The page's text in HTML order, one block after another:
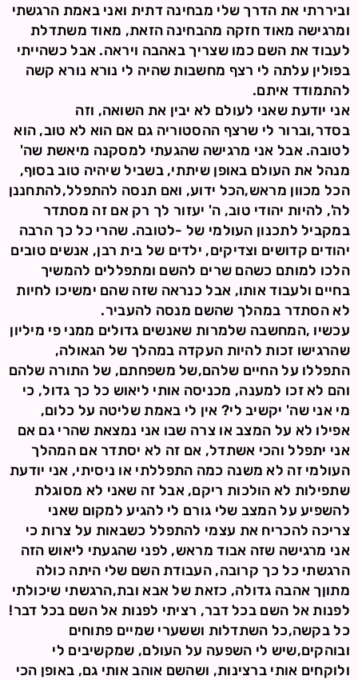
וביררתי את הדרך שלי מבחינה דתית ואני באמת הרגשתי
ומרגישה מאוד חזקה מהבחינה הזאת, מאוד משתדלת
לעבוד את השם כמו שצריך באהבה ויראה. אבל כשהייתי
בפולין עלתה לי רצף מחשבות שהיה לי נורא נורא קשה
להתמודד איתם.
אני יודעת שאני לעולם לא יבין את השואה, וזה
בסדר,וברור לי שרצף ההסטוריה גם אם הוא לא טוב, הוא
לטובה. אבל אני מרגישה שהגעתי למסקנה מיאשת שה'
מנהל את העולם באופן שיתתי, בשביל שיהיה טוב בסוף,
הכל מכוון מראש,הכל ידוע, ואם תנסה להתפלל,להתחננן
לה', להיות יהודי טוב, ה' יעזור לך רק אם זה מסתדר
במקביל לתכנון העולמי של -לטובה. שהרי כל כך הרבה
יהודים קדושים וצדיקים, ילדים של בית רבן, אנשים טובים
הלכו למותם כשהם שרים להשם ומתפללים להמשיך
בחיים ולעבוד אותו, אבל כנראה שזה שהם ימשיכו לחיות
לא הסתדר במהלך שהשם מנסה להעביר.
עכשיו ,המחשבה שלמרות שאנשים גדולים ממני פי מיליון
שהרגישו זכות להיות העקדה במהלך של הגאולה,
התפללו על החיים שלהם,של משפחתם, של התורה שלהם
והם לא זכו למענה, מכניסה אותי ליאוש כל כך גדול, כי
מי אני שה' יקשיב לי? אין לי באמת שליטה על כלום,
אפילו לא על המצב או צרה שבו אני נמצאת שהרי גם אם
אני יתפלל והכי אשתדל, אם זה לא יסתדר אם המהלך
העולמי זה לא משנה כמה התפללתי או ניסיתי, אני יודעת
שתפילות לא הולכות ריקם, אבל זה שאני לא מסוגלת
להשפיע על המצב שלי גורם לי להגיע למקום שאני
צריכה להכריח את עצמי להתפלל כשבאות על צרות כי
אני מרגישה שזה אבוד מראש, לפני שהגעתי ליאוש הזה
הרגשתי כל כך קרובה, העבודת השם שלי היתה כולה
מתוןך אהבה גדולה, כזאת של אבא ובת,הרגשתי שיכולתי
לפנות אל השם בכל דבר, רציתי לפנות אל השם בכל דבר!
כל בקשה,כל השתדלות וששערי שמיים פתוחים
ובוהקים,שיש לי השפעה על העולם, שמקשיבים לי
ולוקחים אותי ברצינות, ושהשם אוהב אותי גם, באופן הכי